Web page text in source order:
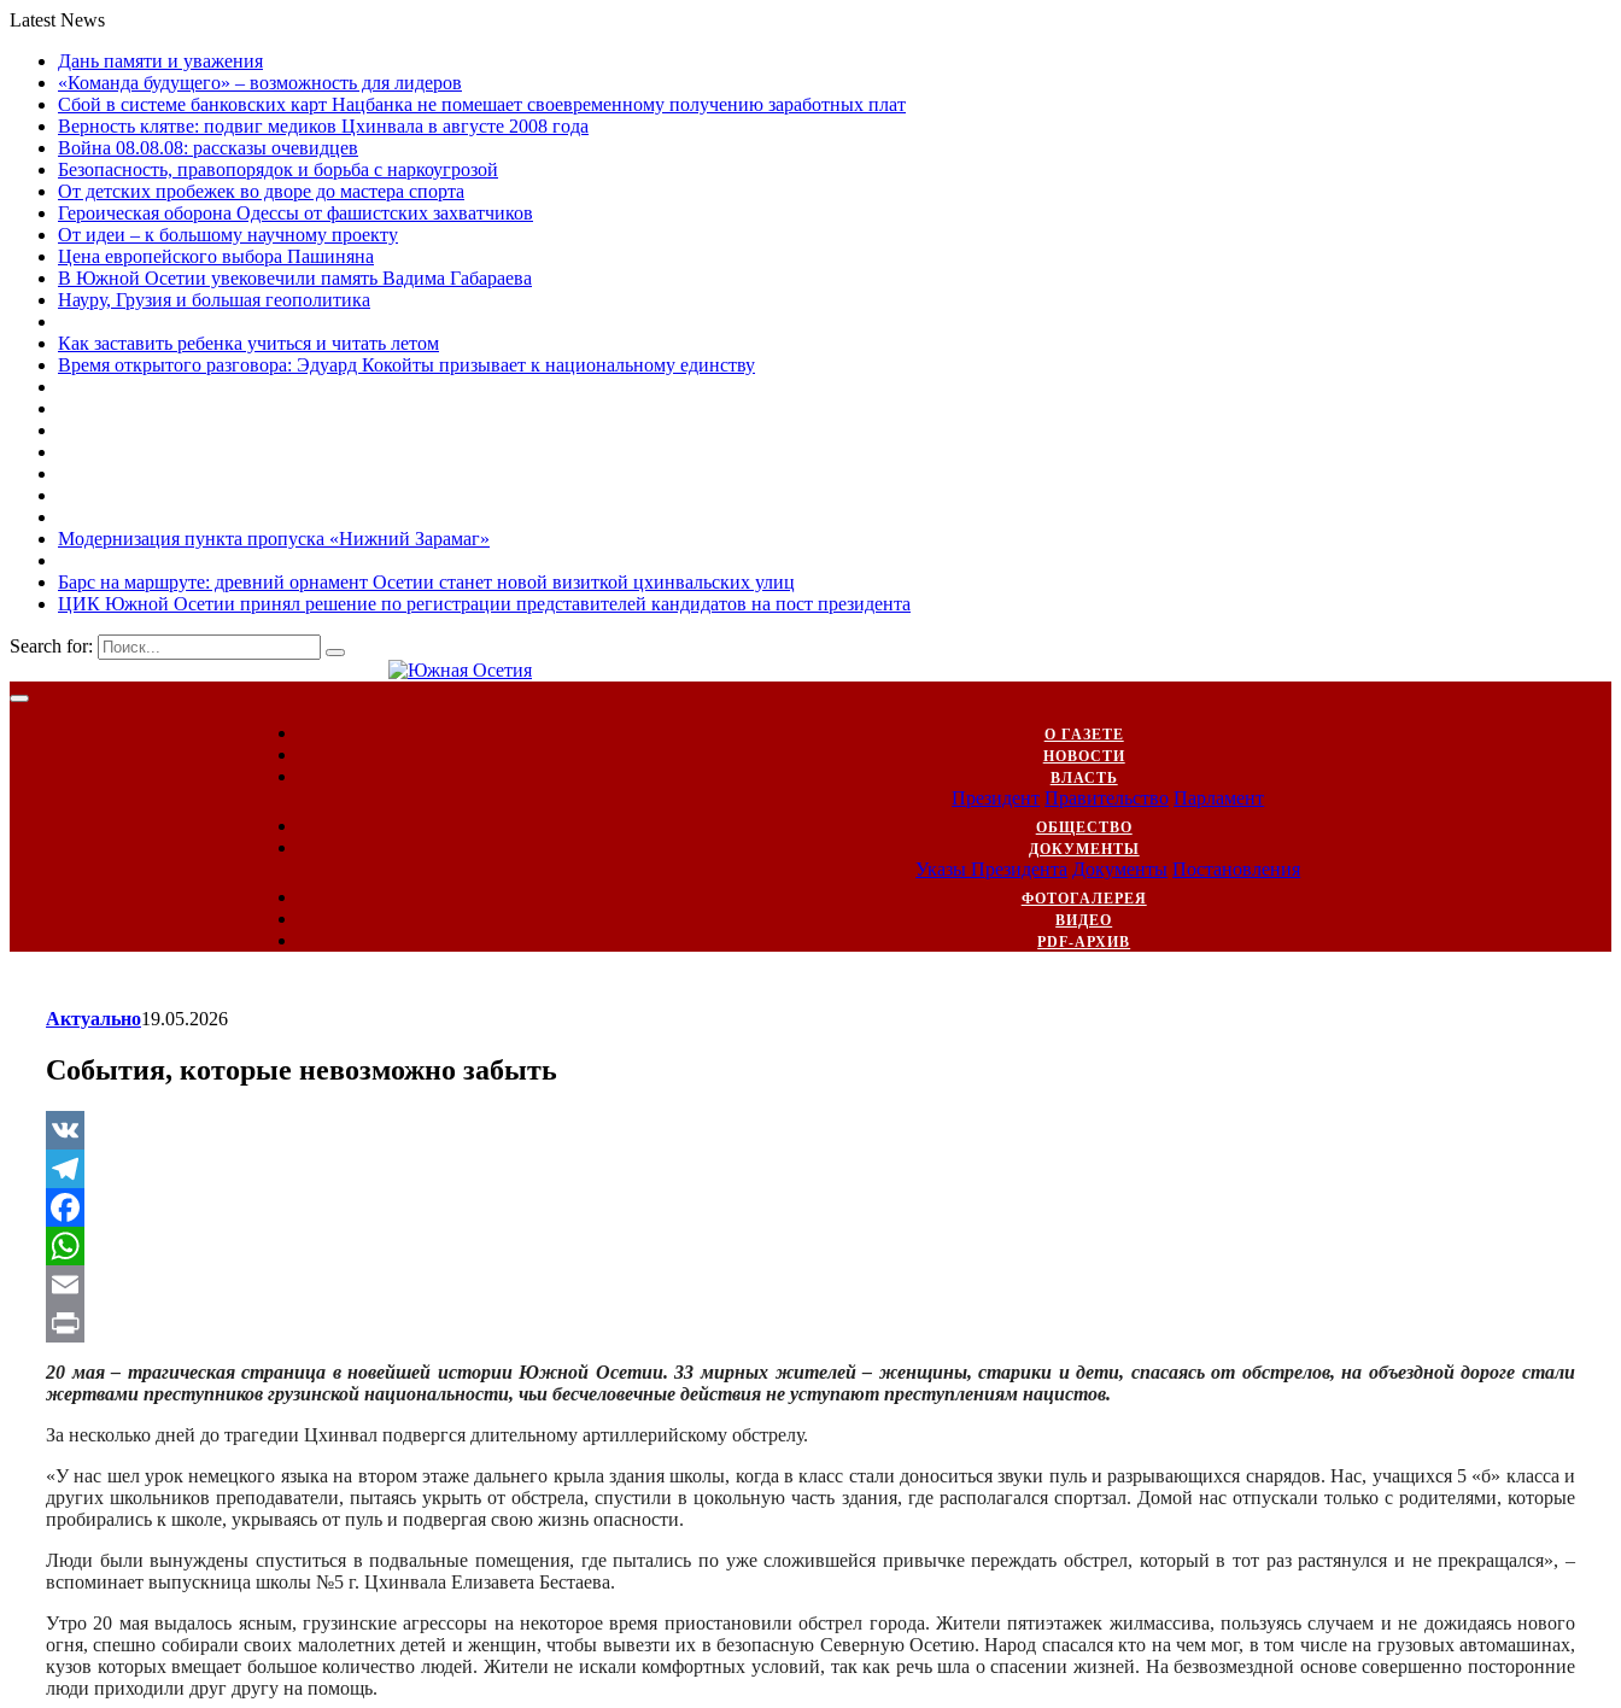
Latest News
Дань памяти и уважения
«Команда будущего» – возможность для лидеров
Сбой в системе банковских карт Нацбанка не помешает своевременному получению заработных плат
Верность клятве: подвиг медиков Цхинвала в августе 2008 года
Война 08.08.08: рассказы очевидцев
Безопасность, правопорядок и борьба с наркоугрозой
От детских пробежек во дворе до мастера спорта
Героическая оборона Одессы от фашистских захватчиков
От идеи – к большому научному проекту
Цена европейского выбора Пашиняна
В Южной Осетии увековечили память Вадима Габараева
Науру, Грузия и большая геополитика
Как заставить ребенка учиться и читать летом
Время открытого разговора: Эдуард Кокойты призывает к национальному единству
Модернизация пункта пропуска «Нижний Зарамаг»
Барс на маршруте: древний орнамент Осетии станет новой визиткой цхинвальских улиц
ЦИК Южной Осетии принял решение по регистрации представителей кандидатов на пост президента
Search for:
О ГАЗЕТЕ
НОВОСТИ
ВЛАСТЬ
Президент Правительство Парламент
ОБЩЕСТВО
ДОКУМЕНТЫ
Указы Президента Документы Постановления
ФОТОГАЛЕРЕЯ
ВИДЕО
PDF-АРХИВ
Актуально19.05.2026
События, которые невозможно забыть
VK
Telegram
Facebook
WhatsApp
Email
Print
20 мая – трагическая страница в новейшей истории Южной Осетии. 33 мирных жителей – женщины, старики и дети, спасаясь от обстрелов, на объездной дороге стали
жертвами преступников грузинской национальности, чьи бесчеловечные действия не уступают преступлениям нацистов.
За несколько дней до трагедии Цхинвал подвергся длительному артиллерийскому обстрелу.
«У нас шел урок немецкого языка на втором этаже дальнего крыла здания школы, когда в класс стали доноситься звуки пуль и разрывающихся снарядов. Нас, учащихся 5 «б» класса и
других школьников преподаватели, пытаясь укрыть от обстрела, спустили в цокольную часть здания, где располагался спортзал. Домой нас отпускали только с родителями, которые
пробирались к школе, укрываясь от пуль и подвергая свою жизнь опасности.
Люди были вынуждены спуститься в подвальные помещения, где пытались по уже сложившейся привычке переждать обстрел, который в тот раз растянулся и не прекращался», –
вспоминает выпускница школы №5 г. Цхинвала Елизавета Бестаева.
Утро 20 мая выдалось ясным, грузинские агрессоры на некоторое время приостановили обстрел города. Жители пятиэтажек жилмассива, пользуясь случаем и не дожидаясь нового
огня, спешно собирали своих малолетних детей и женщин, чтобы вывезти их в безопасную Северную Осетию. Народ спасался кто на чем мог, в том числе на грузовых автомашинах,
кузов которых вмещает большое количество людей. Жители не искали комфортных условий, так как речь шла о спасении жизней. На безвозмездной основе совершенно посторонние
люди приходили друг другу на помощь.